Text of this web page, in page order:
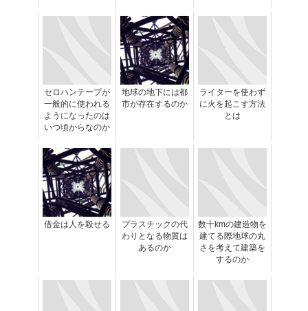
セロハンテープが
一般的に使われる
ようになったのは
いつ頃からなのか
地球の地下には都
市が存在するのか
ライターを使わず
に火を起こす方法
とは
借金は人を殺せる
プラスチックの代
わりとなる物質は
あるのか
数十kmの建造物を
建てる際地球の丸
さを考えて建築を
するのか